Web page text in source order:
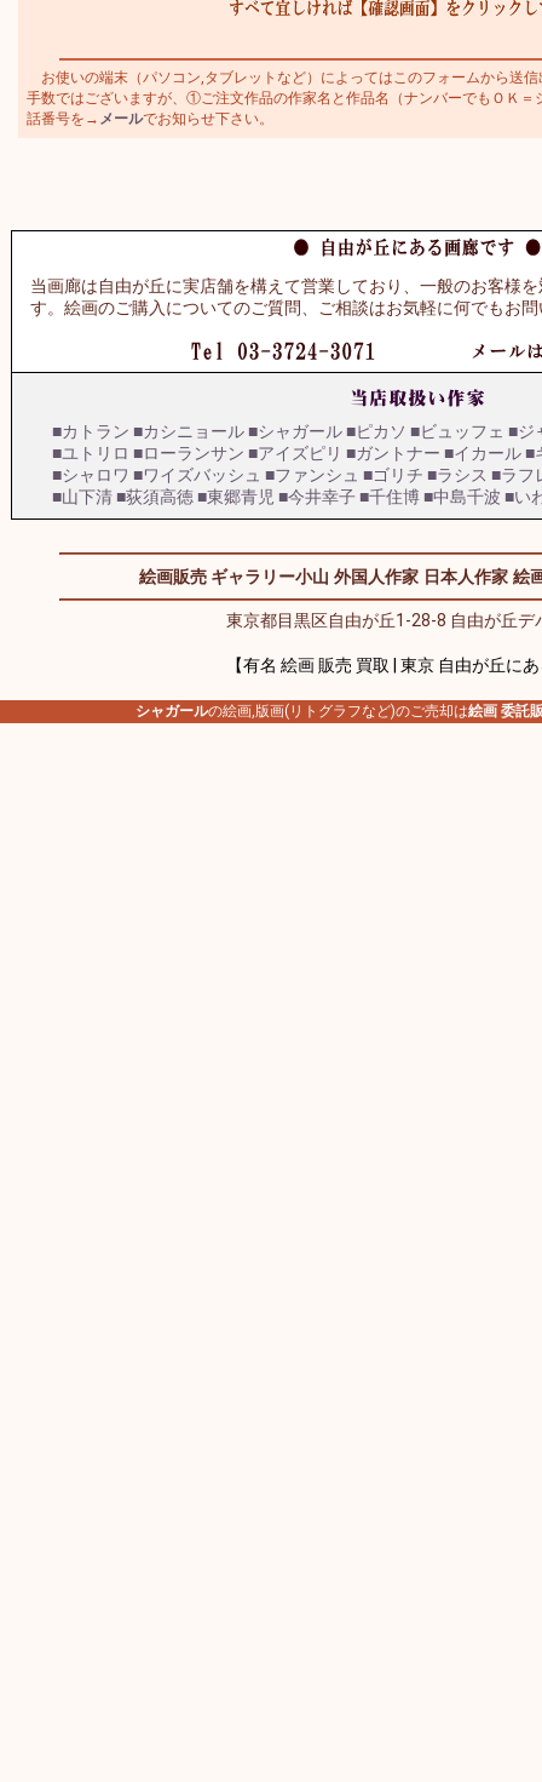
お使いの端末（パソコン,タブレットなど）によってはこのフォームから送
手数ではございますが、①ご注文作品の作家名と作品名（ナンバーでもＯＫ
話番号を→ メールでお知らせ下さい。
当画廊は自由が丘に実店舗を構えて営業しており、一般のお客様
す。絵画のご購入についてのご質問、ご相談はお気軽に何でもお
■カトラン ■カシニョール■シャガール■ピカソ ■ビュッフェ ■ジ
■ユトリロ ■ローランサン ■アイズピリ ■ガントナー ■イカール■
■シャロワ ■ワイズバッシュ ■ファンシュ ■ゴリチ ■ラシス ■ラフ
■山下清■荻須高徳■東郷青児 ■今井幸子■千住博■中島千波 ■い
絵画販売 ギャラリー小山 外国人作家 日本人作家 絵
東京都目黒区自由が丘1-28-8 自由が丘デ
【有名 絵画 販売 買取 | 東京 自由が丘に
シャガールの絵画,版画(リトグラフなど)のご売却は絵画 委託